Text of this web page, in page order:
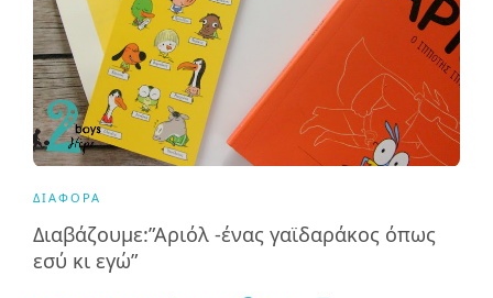
ΔΙΆΦΟΡΑ
Διαβάζουμε:”Αριόλ -ένας γαϊδαράκος όπως
εσύ κι εγώ”